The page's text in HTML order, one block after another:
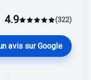
DécouvrirMarlène Lecoeur
4.9Average rating 4.9
(322)
avis sur Google